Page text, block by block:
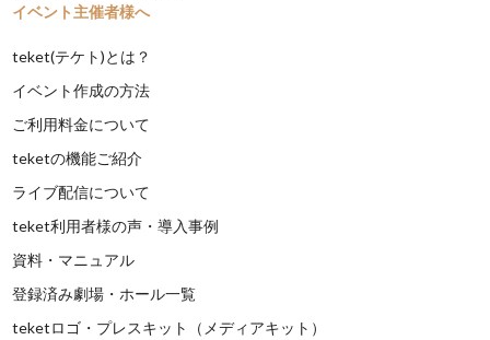
イベント主催者様へ
teket(テケト)とは？
イベント作成の方法
ご利用料金について
teketの機能ご紹介
ライブ配信について
teket利用者様の声・導入事例
資料・マニュアル
登録済み劇場・ホール一覧
teketロゴ・プレスキット（メディアキット）